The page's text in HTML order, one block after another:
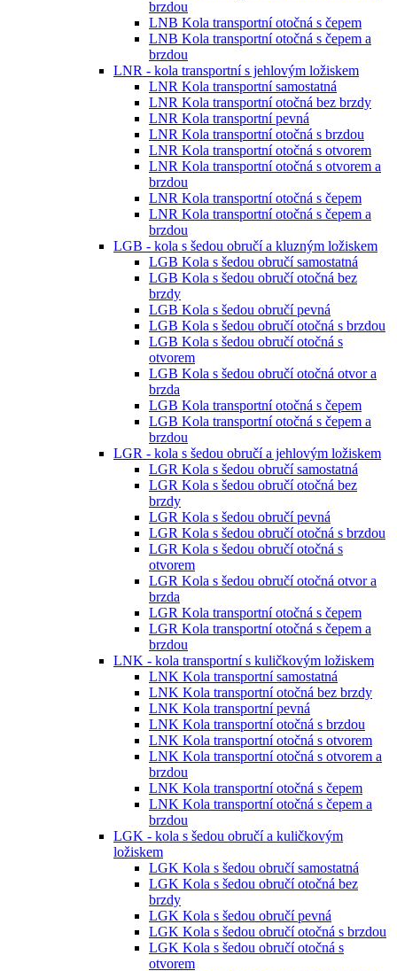
brzdou
LNB Kola transportní otočná s čepem
LNB Kola transportní otočná s čepem a
brzdou
LNR - kola transportní s jehlovým ložiskem
LNR Kola transportní samostatná
LNR Kola transportní otočná bez brzdy
LNR Kola transportní pevná
LNR Kola transportní otočná s brzdou
LNR Kola transportní otočná s otvorem
LNR Kola transportní otočná s otvorem a
brzdou
LNR Kola transportní otočná s čepem
LNR Kola transportní otočná s čepem a
brzdou
LGB - kola s šedou obručí a kluzným ložiskem
LGB Kola s šedou obručí samostatná
LGB Kola s šedou obručí otočná bez
brzdy
LGB Kola s šedou obručí pevná
LGB Kola s šedou obručí otočná s brzdou
LGB Kola s šedou obručí otočná s
otvorem
LGB Kola s šedou obručí otočná otvor a
brzda
LGB Kola transportní otočná s čepem
LGB Kola transportní otočná s čepem a
brzdou
LGR - kola s šedou obručí a jehlovým ložiskem
LGR Kola s šedou obručí samostatná
LGR Kola s šedou obručí otočná bez
brzdy
LGR Kola s šedou obručí pevná
LGR Kola s šedou obručí otočná s brzdou
LGR Kola s šedou obručí otočná s
otvorem
LGR Kola s šedou obručí otočná otvor a
brzda
LGR Kola transportní otočná s čepem
LGR Kola transportní otočná s čepem a
brzdou
LNK - kola transportní s kuličkovým ložiskem
LNK Kola transportní samostatná
LNK Kola transportní otočná bez brzdy
LNK Kola transportní pevná
LNK Kola transportní otočná s brzdou
LNK Kola transportní otočná s otvorem
LNK Kola transportní otočná s otvorem a
brzdou
LNK Kola transportní otočná s čepem
LNK Kola transportní otočná s čepem a
brzdou
LGK - kola s šedou obručí a kuličkovým
ložiskem
LGK Kola s šedou obručí samostatná
LGK Kola s šedou obručí otočná bez
brzdy
LGK Kola s šedou obručí pevná
LGK Kola s šedou obručí otočná s brzdou
LGK Kola s šedou obručí otočná s
otvorem